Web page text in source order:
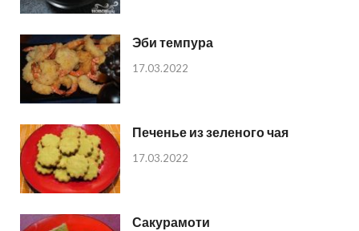
Эби темпура
17.03.2022
Печенье из зеленого чая
17.03.2022
Сакурамоти